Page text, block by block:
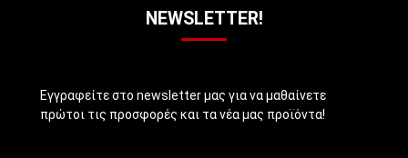
NEWSLETTER!
Εγγραφείτε στο newsletter μας για να μαθαίνετε
πρώτοι τις προσφορές και τα νέα μας προϊόντα!